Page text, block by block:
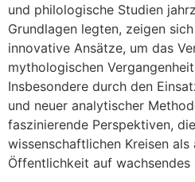
und philologische Studien
Grundlagen legten, zeigen
innovative Ansätze, um das
mythologischen
Insbesondere durch den
und neuer analytischer
faszinierende Perspektiven,
wissenschaftlichen Kreisen
Öffentlichkeit auf wachsendes